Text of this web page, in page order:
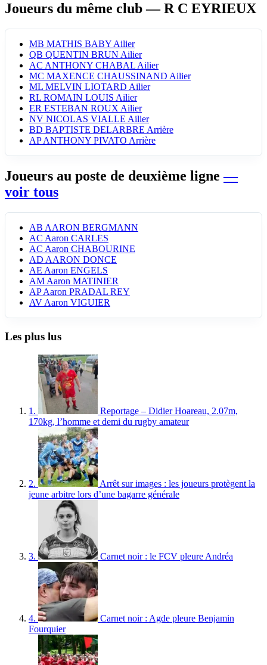
Joueurs du même club— R C EYRIEUX
MB MATHIS BABY Ailier
QB QUENTIN BRUN Ailier
AC ANTHONY CHABAL Ailier
MC MAXENCE CHAUSSINAND Ailier
ML MELVIN LIOTARD Ailier
RL ROMAIN LOUIS Ailier
ER ESTEBAN ROUX Ailier
NV NICOLAS VIALLE Ailier
BD BAPTISTE DELARBRE Arrière
AP ANTHONY PIVATO Arrière
Joueurs au poste de deuxième ligne—
voir tous
AB AARON BERGMANN
AC Aaron CARLES
AC Aaron CHABOURINE
AD AARON DONCE
AE Aaron ENGELS
AM Aaron MATINIER
AP Aaron PRADAL REY
AV Aaron VIGUIER
Les plus lus
1.
Reportage – Didier Hoareau, 2.07m,
170kg, l’homme et demi du rugby amateur
2.
Arrêt sur images : les joueurs protègent la
jeune arbitre lors d’une bagarre générale
3. Carnet noir : le FCV pleure Andréa
4.
Carnet noir : Agde pleure Benjamin
Fourquier